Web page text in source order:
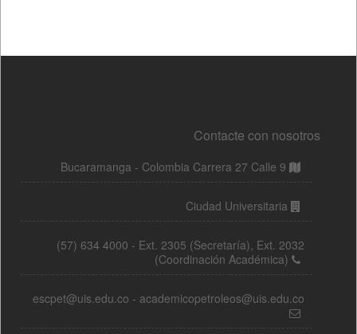
Contacte con nosotros
Bucaramanga - Colombia Carrera 27 Calle 9
Ciudad Universitaria
(57) 634 4000 - Ext. 2305 (Secretaría), Ext. 2032
(Coordinación Académica)
escpet@uis.edu.co - academicopetroleos@uis.edu.co